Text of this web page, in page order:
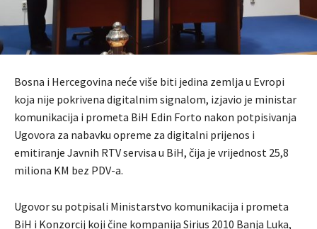
Bosna i Hercegovina neće više biti jedina zemlja u Evropi
koja nije pokrivena digitalnim signalom, izjavio je ministar
komunikacija i prometa BiH Edin Forto nakon potpisivanja
Ugovora za nabavku opreme za digitalni prijenos i
emitiranje Javnih RTV servisa u BiH, čija je vrijednost 25,8
miliona KM bez PDV-a.
Ugovor su potpisali Ministarstvo komunikacija i prometa
BiH i Konzorcij koji čine kompanija Sirius 2010 Banja Luka,